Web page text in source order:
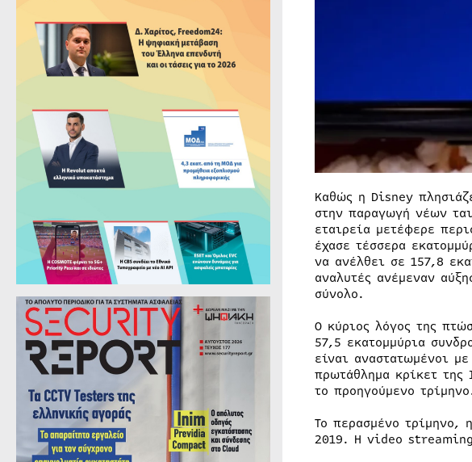
Καθώς η Disney
στην παραγωγή νέων
εταιρεία μετέφερε
έχασε τέσσερα
να ανέλθει σε 157,8
αναλυτές ανέμεναν
σύνολο.
Ο κύριος λόγος της
57,5 εκατομμύρια
είναι αναστατωμένοι
πρωτάθλημα κρίκετ
το προηγούμενο
Το περασμένο τρίμηνο,
2019. Η video streaming